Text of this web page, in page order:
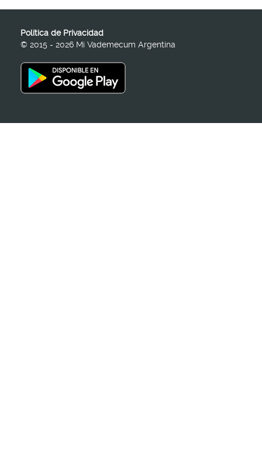
Política de Privacidad
© 2015 - 2026 Mi Vademecum Argentina